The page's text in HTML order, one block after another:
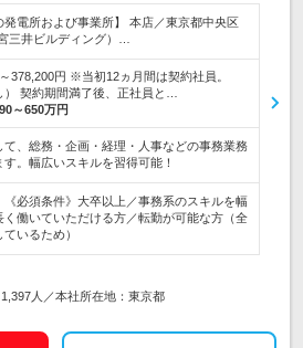
発電所および事業所】 本店／東京都中央区
三井ビルディング）…
378,200円 ※当初12ヵ月間は契約社員。
） 契約期間満了後、正社員と…
～650万円
て、総務・企画・経理・人事などの事務業務
。幅広いスキルを習得可能！
《必須条件》大卒以上／事務系のスキルを幅
く働いていただける方／転勤が可能な方（全
いるため）
人／本社所在地：東京都